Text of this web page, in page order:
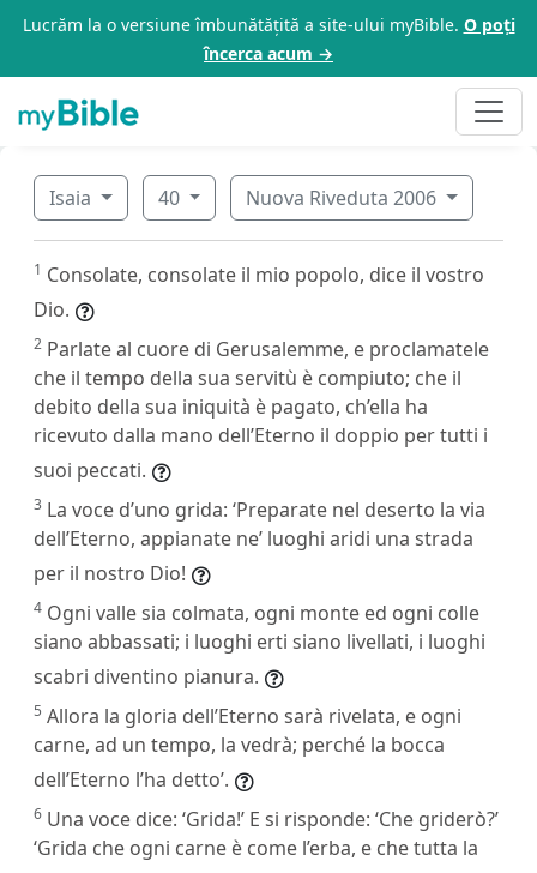
Lucrăm la o versiune îmbunătățită a site-ului myBible. O poți
încerca acum →
Isaia 40 Nuova Riveduta 2006
1 Consolate, consolate il mio popolo, dice il vostro
Dio.
2 Parlate al cuore di Gerusalemme, e proclamatele
che il tempo della sua servitù è compiuto; che il
debito della sua iniquità è pagato, ch’ella ha
ricevuto dalla mano dell’Eterno il doppio per tutti i
suoi peccati.
3 La voce d’uno grida: ‘Preparate nel deserto la via
dell’Eterno, appianate ne’ luoghi aridi una strada
per il nostro Dio!
4 Ogni valle sia colmata, ogni monte ed ogni colle
siano abbassati; i luoghi erti siano livellati, i luoghi
scabri diventino pianura.
5 Allora la gloria dell’Eterno sarà rivelata, e ogni
carne, ad un tempo, la vedrà; perché la bocca
dell’Eterno l’ha detto’.
6 Una voce dice: ‘Grida!’ E si risponde: ‘Che griderò?’
‘Grida che ogni carne è come l’erba, e che tutta la